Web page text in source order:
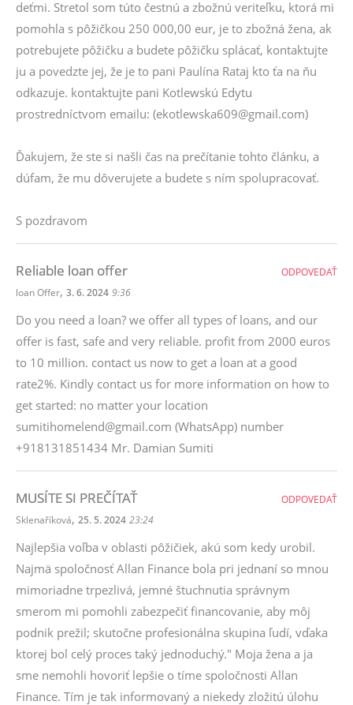
deťmi. Stretol som túto čestnú a zbožnú veriteľku, ktorá mi
pomohla s pôžičkou 250 000,00 eur, je to zbožná žena, ak
potrebujete pôžičku a budete pôžičku splácať, kontaktujte
ju a povedzte jej, že je to pani Paulína Rataj kto ťa na ňu
odkazuje. kontaktujte pani Kotlewskú Edytu
prostredníctvom emailu: (ekotlewska609@gmail.com)
Ďakujem, že ste si našli čas na prečítanie tohto článku, a
dúfam, že mu dôverujete a budete s ním spolupracovať.
S pozdravom
Reliable loan offer
loan Offer, 3. 6. 2024 9:36
Do you need a loan? we offer all types of loans, and our
offer is fast, safe and very reliable. profit from 2000 euros
to 10 million. contact us now to get a loan at a good
rate2%. Kindly contact us for more information on how to
get started: no matter your location
sumitihomelend@gmail.com (WhatsApp) number
+918131851434 Mr. Damian Sumiti
ODPOVEDAŤ
MUSÍTE SI PREČÍTAŤ
Sklenaříková, 25. 5. 2024 23:24
Najlepšia voľba v oblasti pôžičiek, akú som kedy urobil.
Najmä spoločnosť Allan Finance bola pri jednaní so mnou
mimoriadne trpezlivá, jemné štuchnutia správnym
smerom mi pomohli zabezpečiť financovanie, aby môj
podnik prežil; skutočne profesionálna skupina ľudí, vďaka
ktorej bol celý proces taký jednoduchý." Moja žena a ja
sme nemohli hovoriť lepšie o tíme spoločnosti Allan
Finance. Tím je tak informovaný a niekedy zložitú úlohu
ODPOVEDAŤ